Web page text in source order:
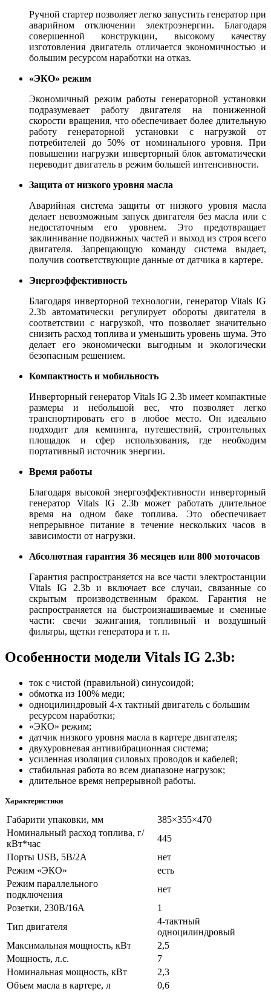
Ручной стартер позволяет легко запустить генератор при
аварийном отключении электроэнергии. Благодаря
совершенной конструкции, высокому качеству
изготовления двигатель отличается экономичностью и
большим ресурсом наработки на отказ.
«ЭКО» режим
Экономичный режим работы генераторной установки
подразумевает работу двигателя на пониженной
скорости вращения, что обеспечивает более длительную
работу генераторной установки с нагрузкой от
потребителей до 50% от номинального уровня. При
повышении нагрузки инверторный блок автоматически
переводит двигатель в режим большей интенсивности.
Защита от низкого уровня масла
Аварийная система защиты от низкого уровня масла
делает невозможным запуск двигателя без масла или с
недостаточным его уровнем. Это предотвращает
заклинивание подвижных частей и выход из строя всего
двигателя. Запрещающую команду система выдает,
получив соответствующие данные от датчика в картере.
Энергоэффективность
Благодаря инверторной технологии, генератор Vitals IG
2.3b автоматически регулирует обороты двигателя в
соответствии с нагрузкой, что позволяет значительно
снизить расход топлива и уменьшить уровень шума. Это
делает его экономически выгодным и экологически
безопасным решением.
Компактность и мобильность
Инверторный генератор Vitals IG 2.3b имеет компактные
размеры и небольшой вес, что позволяет легко
транспортировать его в любое место. Он идеально
подходит для кемпинга, путешествий, строительных
площадок и сфер использования, где необходим
портативный источник энергии.
Время работы
Благодаря высокой энергоэффективности инверторный
генератор Vitals IG 2.3b может работать длительное
время на одном баке топлива. Это обеспечивает
непрерывное питание в течение нескольких часов в
зависимости от нагрузки.
Абсолютная гарантия 36 месяцев или 800 моточасов
Гарантия распространяется на все части электростанции
Vitals IG 2.3b и включает все случаи, связанные со
скрытым производственным браком. Гарантия не
распространяется на быстроизнашиваемые и сменные
части: свечи зажигания, топливный и воздушный
фильтры, щетки генератора и т. п.
Особенности модели Vitals IG 2.3b:
ток с чистой (правильной) синусоидой;
обмотка из 100% меди;
одноцилиндровый 4-х тактный двигатель с большим
ресурсом наработки;
«ЭКО» режим;
датчик низкого уровня масла в картере двигателя;
двухуровневая антивибрационная система;
усиленная изоляция силовых проводов и кабелей;
стабильная работа во всем диапазоне нагрузок;
длительное время непрерывной работы.
Характеристики
Габарити упаковки, мм
385×355×470
Номинальный расход топлива, г/
кВт*час
445
Порты USB, 5В/2А
нет
Режим «ЭКО»
есть
Режим параллельного
подключения
нет
Розетки, 230В/16А
1
Тип двигателя
4-тактный
одноцилиндровый
Максимальная мощность, кВт
2,5
Мощность, л.с.
7
Номинальная мощность, кВт
2,3
Объем масла в картере, л
0,6